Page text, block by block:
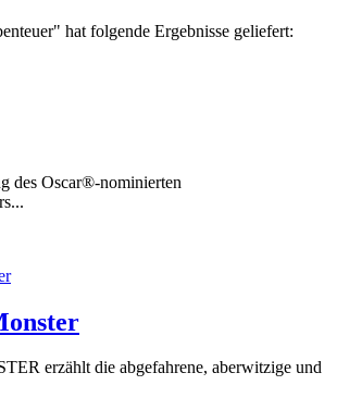
hat folgende Ergebnisse geliefert:
des Oscar®-nominierten
erzählt die abgefahrene, aberwitzige und